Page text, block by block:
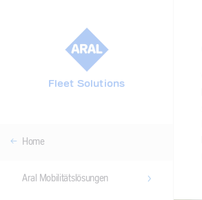
Fleet Solutions
Home
Aral Mobilitätslösungen